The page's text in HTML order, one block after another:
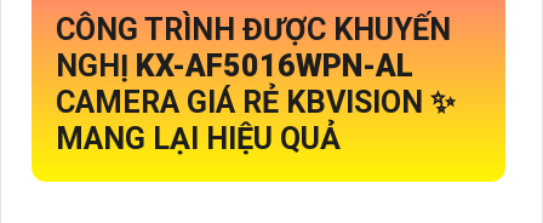
CÔNG TRÌNH ĐƯỢC KHUYẾN
NGHỊ KX-AF5016WPN-AL
CAMERA GIÁ RẺ KBVISION ✨
MANG LẠI HIỆU QUẢ